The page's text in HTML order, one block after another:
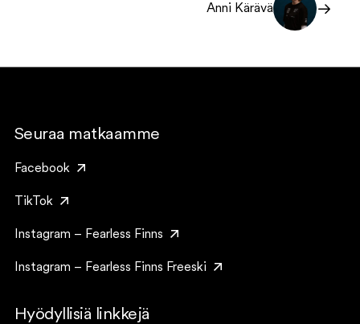
Anni Kärävä
Seuraa matkaamme
Facebook
TikTok
Instagram – Fearless Finns
Instagram – Fearless Finns Freeski
Hyödyllisiä linkkejä